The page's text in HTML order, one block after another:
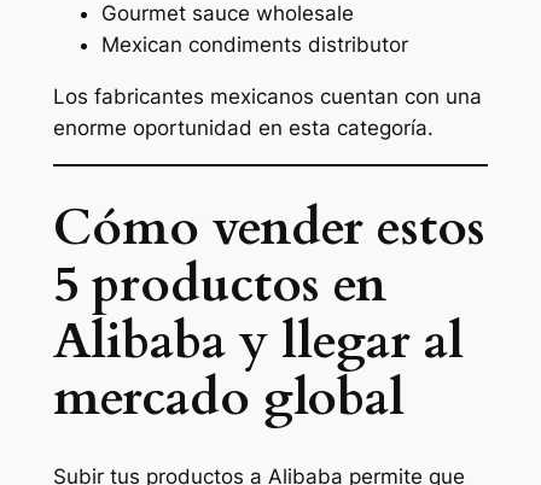
Gourmet sauce wholesale
Mexican condiments distributor
Los fabricantes mexicanos cuentan con una
enorme oportunidad en esta categoría.
Cómo vender estos
5 productos en
Alibaba y llegar al
mercado global
Subir tus productos a Alibaba permite que